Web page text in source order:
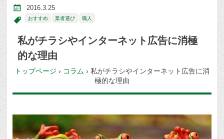
2016.3.25
おすすめ 業者選び 職人
私がチラシやインターネット広告に消極
的な理由
トップページ › コラム › 私がチラシやインターネット広告に消
極的な理由